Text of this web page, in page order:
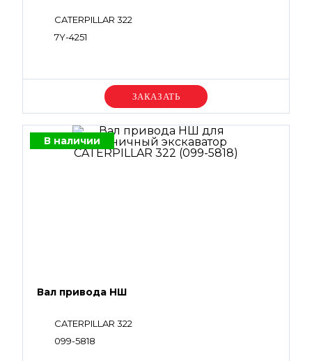
CATERPILLAR 322
7Y-4251
Уточняйте цену
В наличии
Вал привода НШ
CATERPILLAR 322
099-5818